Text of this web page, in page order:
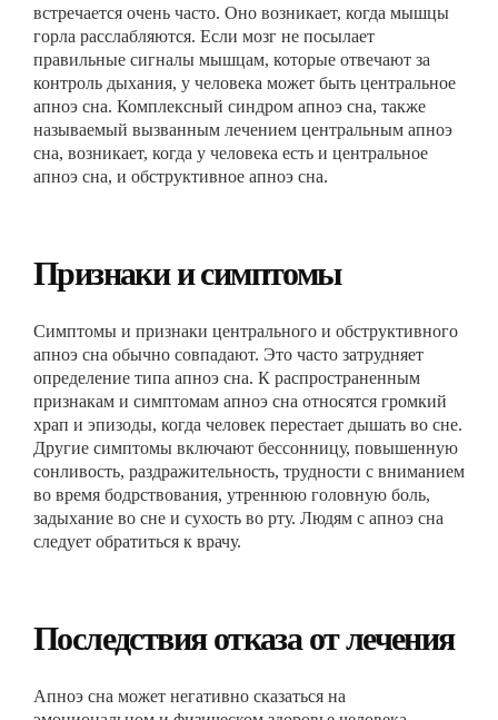
встречается очень часто. Оно возникает, когда мышцы
горла расслабляются. Если мозг не посылает
правильные сигналы мышцам, которые отвечают за
контроль дыхания, у человека может быть центральное
апноэ сна. Комплексный синдром апноэ сна, также
называемый вызванным лечением центральным апноэ
сна, возникает, когда у человека есть и центральное
апноэ сна, и обструктивное апноэ сна.
Признаки и симптомы
Симптомы и признаки центрального и обструктивного
апноэ сна обычно совпадают. Это часто затрудняет
определение типа апноэ сна. К распространенным
признакам и симптомам апноэ сна относятся громкий
храп и эпизоды, когда человек перестает дышать во сне.
Другие симптомы включают бессонницу, повышенную
сонливость, раздражительность, трудности с вниманием
во время бодрствования, утреннюю головную боль,
задыхание во сне и сухость во рту. Людям с апноэ сна
следует обратиться к врачу.
Последствия отказа от лечения
Апноэ сна может негативно сказаться на